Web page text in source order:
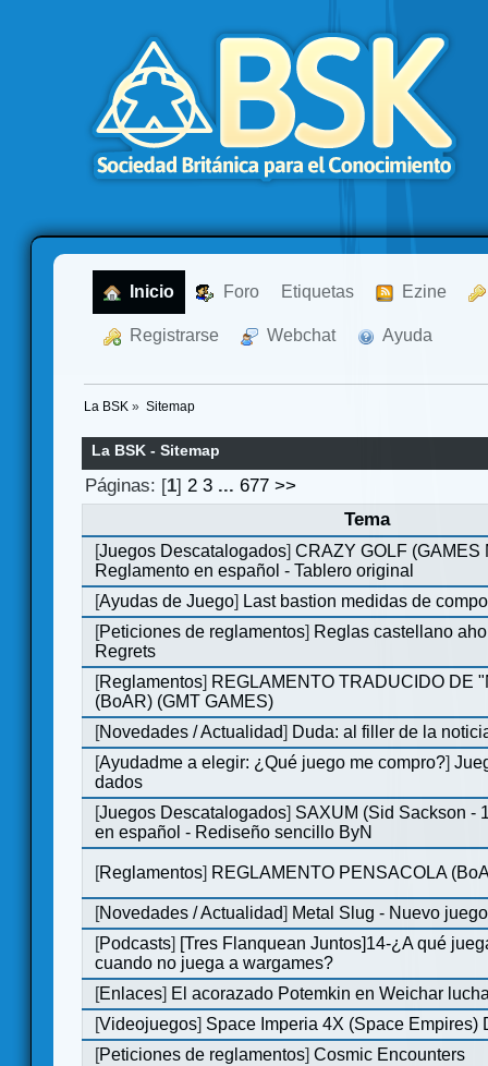
Inicio Foro Etiquetas Ezine
Registrarse Webchat Ayuda
La BSK » Sitemap
La BSK - Sitemap
Páginas: [1]2 3 ...677 >>
Tema
[Juegos Descatalogados]CRAZY GOLF (GAMES
Reglamento en español - Tablero original
[Ayudas de Juego] Last bastion medidas de
[Peticiones de reglamentos] Reglas castellano
Regrets
[Reglamentos] REGLAMENTO TRADUCIDO DE
(BoAR) (GMT GAMES)
[Novedades / Actualidad] Duda: al filler de la
[Ayudadme a elegir: ¿Qué juego me compro?]
dados
[Juegos Descatalogados] SAXUM (Sid Sackson -
en español - Rediseño sencillo ByN
[Reglamentos] REGLAMENTO PENSACOLA
[Novedades / Actualidad] Metal Slug - Nuevo
[Podcasts] [Tres Flanquean Juntos]14-¿A qué
cuando no juega a wargames?
[Enlaces] El acorazado Potemkin en Weichar
[Videojuegos] Space Imperia 4X (Space Empires)
[Peticiones de reglamentos]Cosmic Encounters